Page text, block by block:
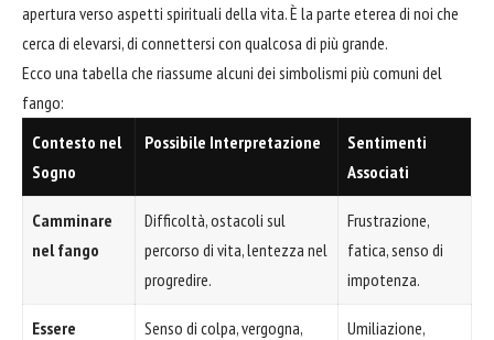
apertura verso aspetti spirituali della vita. È la parte eterea di noi che
cerca di elevarsi, di connettersi con qualcosa di più grande.
Ecco una tabella che riassume alcuni dei simbolismi più comuni del
fango:
Contesto nel
Sogno
Possibile Interpretazione
Sentimenti
Associati
Camminare
nel fango
Difficoltà, ostacoli sul
percorso di vita, lentezza nel
progredire.
Frustrazione,
fatica, senso di
impotenza.
Essere
Senso di colpa, vergogna,
Umiliazione,